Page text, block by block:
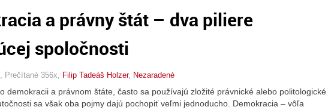
a právny štát – dva piliere
spoločnosti
Prečítané 356x, Filip Tadeáš Holzer, Nezaradené
demokracii a právnom štáte, často sa používajú zložité právnické alebo politologické
sa však oba pojmy dajú pochopiť veľmi jednoducho. Demokracia – vôľa